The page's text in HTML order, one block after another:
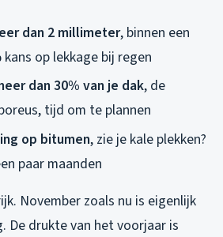
dan 2 millimeter, binnen een
op lekkage bij regen
dan 30% van je dak, de
tijd om te plannen
op bitumen, zie je kale plekken?
paar maanden
November zoals nu is eigenlijk
De drukte van het voorjaar is